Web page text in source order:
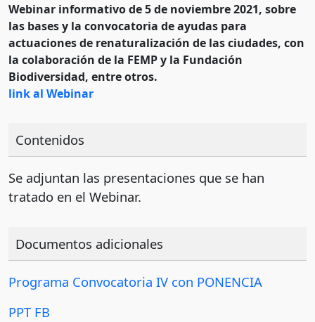
Webinar informativo de 5 de noviembre 2021, sobre
las bases y la convocatoria de ayudas para
actuaciones de renaturalización de las ciudades, con
la colaboración de la FEMP y la Fundación
Biodiversidad, entre otros.
link al Webinar
Contenidos
Se adjuntan las presentaciones que se han
tratado en el Webinar.
Documentos adicionales
Programa Convocatoria IV con PONENCIA
PPT FB